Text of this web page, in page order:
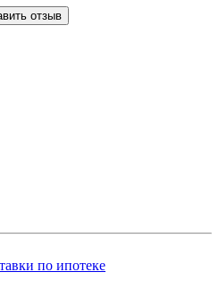
отзыв
по ипотеке